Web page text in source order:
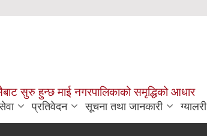
सुरु हुन्छ माई नगरपालिकाको समृद्धिको आधार
प्रतिवेदन सूचना तथा जानकारी ग्यालरी